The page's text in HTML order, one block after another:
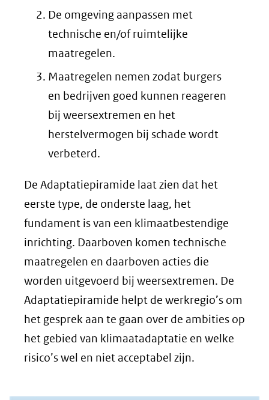
De omgeving aanpassen met
technische en/of ruimtelijke
maatregelen.
Maatregelen nemen zodat burgers
en bedrijven goed kunnen reageren
bij weersextremen en het
herstelvermogen bij schade wordt
verbeterd.
De Adaptatiepiramide laat zien dat het
eerste type, de onderste laag, het
fundament is van een klimaatbestendige
inrichting. Daarboven komen technische
maatregelen en daarboven acties die
worden uitgevoerd bij weersextremen. De
Adaptatiepiramide helpt de werkregio’s om
het gesprek aan te gaan over de ambities op
het gebied van klimaatadaptatie en welke
risico’s wel en niet acceptabel zijn.